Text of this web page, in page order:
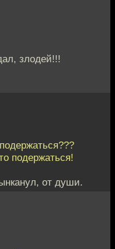
злодей!!!
подержаться!
от души.